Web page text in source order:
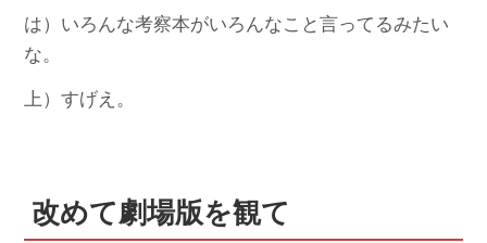
は）いろんな考察本がいろんなこと言ってるみたい
な。
上）すげえ。
改めて劇場版を観て